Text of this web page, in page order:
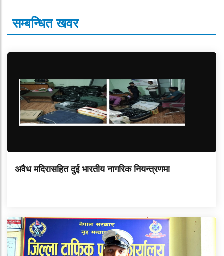
सम्बन्धित खवर
अवैध मदिरासहित दुई भारतीय नागरिक नियन्त्रणमा